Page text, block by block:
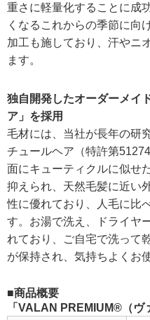
重さに軽量化することに成
くなるこれからの季節に向
加工も施しており、汗やニ
ます。
独自開発したオーダーメイ
ア」を採用
毛材には、当社が長年の研
チュールヘア（特許第
面にキューティクルに似せ
抑えられ、天然毛髪に近い
性に優れており、人毛に比
す。お湯で洗え、ドライヤ
れており、ご自宅で洗って
が保持され、気持ちよくお
■商品概要
「VALAN PREMIUM®（ヴ